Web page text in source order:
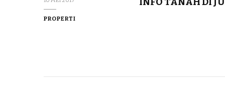
PROPERTI